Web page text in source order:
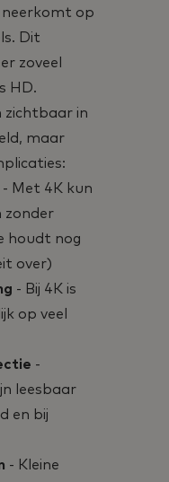
neerkomt op
Dit
zoveel
HD.
zichtbaar in
maar
- Met 4K kun
zonder
houdt nog
over)
- Bij 4K is
op veel
-
leesbaar
en bij
- Kleine